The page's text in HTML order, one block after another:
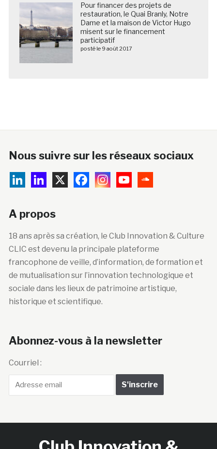
Pour financer des projets de
restauration, le Quai Branly, Notre
Dame et la maison de Victor Hugo
misent sur le financement
participatif
posté le 9 août 2017
Nous suivre sur les réseaux sociaux
A propos
18 ans après sa création, le Club Innovation & Culture
CLIC est devenu la principale plateforme
francophone de veille, d’information, de formation et
de mutualisation sur l’innovation technologique et
sociale dans les lieux de patrimoine artistique,
historique et scientifique.
Abonnez-vous à la newsletter
Courriel :